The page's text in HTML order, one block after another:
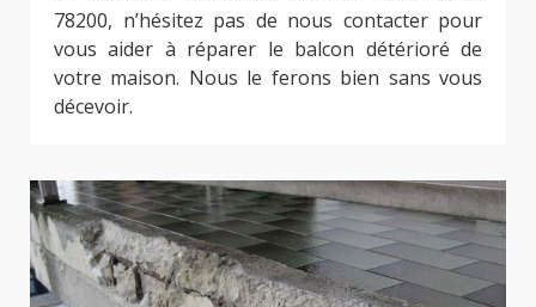
78200, n’hésitez pas de nous contacter pour
vous aider à réparer le balcon détérioré de
votre maison. Nous le ferons bien sans vous
décevoir.